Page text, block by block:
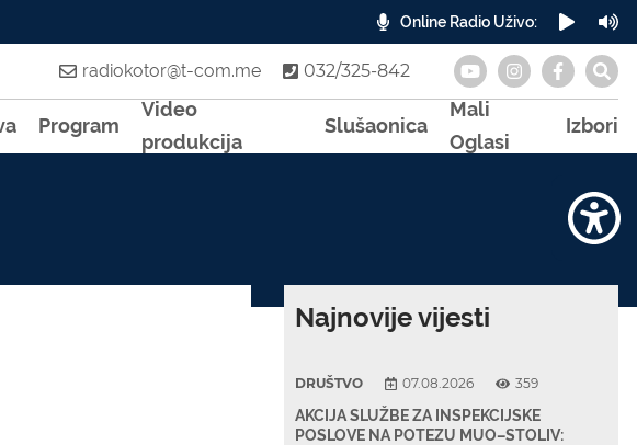
Online Radio Uživo:
radiokotor@t-com.me 032/325-842
Program
Video
produkcija
Slušaonica
Mali
Oglasi
Izbori
Najnovije vijesti
DRUŠTVO 07.08.2026 359
AKCIJA SLUŽBE ZA INSPEKCIJSKE
POSLOVE NA POTEZU MUO–STOLIV: